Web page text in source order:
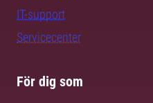
IT-support
Servicecenter
För dig som